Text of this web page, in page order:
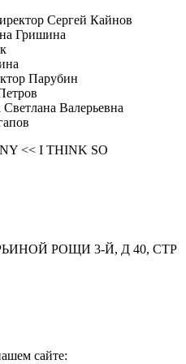
Сергей Кайнов
Гришина
Парубин
Валерьевна
<< I THINK SO
РОЩИ 3-Й, Д 40, СТР
сайте: